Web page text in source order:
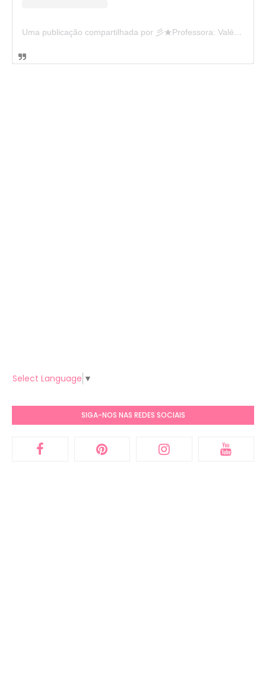
Uma publicação compartilhada por 彡★Professora: Valéria·.¸¸.· (@ensinandocomcarinho)
Select Language ▼
SIGA-NOS NAS REDES SOCIAIS